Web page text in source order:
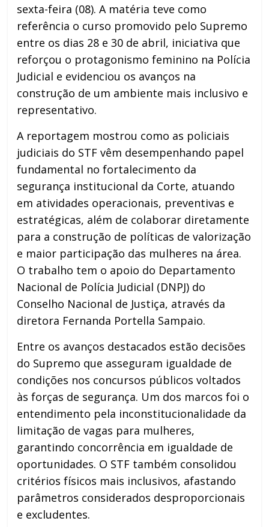
sexta-feira (08). A matéria teve como
referência o curso promovido pelo Supremo
entre os dias 28 e 30 de abril, iniciativa que
reforçou o protagonismo feminino na Polícia
Judicial e evidenciou os avanços na
construção de um ambiente mais inclusivo e
representativo.
A reportagem mostrou como as policiais
judiciais do STF vêm desempenhando papel
fundamental no fortalecimento da
segurança institucional da Corte, atuando
em atividades operacionais, preventivas e
estratégicas, além de colaborar diretamente
para a construção de políticas de valorização
e maior participação das mulheres na área.
O trabalho tem o apoio do Departamento
Nacional de Polícia Judicial (DNPJ) do
Conselho Nacional de Justiça, através da
diretora Fernanda Portella Sampaio.
Entre os avanços destacados estão decisões
do Supremo que asseguram igualdade de
condições nos concursos públicos voltados
às forças de segurança. Um dos marcos foi o
entendimento pela inconstitucionalidade da
limitação de vagas para mulheres,
garantindo concorrência em igualdade de
oportunidades. O STF também consolidou
critérios físicos mais inclusivos, afastando
parâmetros considerados desproporcionais
e excludentes.